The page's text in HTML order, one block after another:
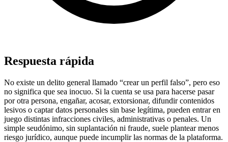
Respuesta rápida
No existe un delito general llamado “crear un perfil falso”, pero eso
no significa que sea inocuo. Si la cuenta se usa para hacerse pasar
por otra persona, engañar, acosar, extorsionar, difundir contenidos
lesivos o captar datos personales sin base legítima, pueden entrar en
juego distintas infracciones civiles, administrativas o penales. Un
simple seudónimo, sin suplantación ni fraude, suele plantear menos
riesgo jurídico, aunque puede incumplir las normas de la plataforma.